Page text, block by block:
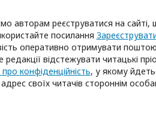
авторам реєструватися на
посилання
оперативно отримувати поштою
редакції відстежувати читацькі
конфіденційність, у якому
своїх читачів стороннім